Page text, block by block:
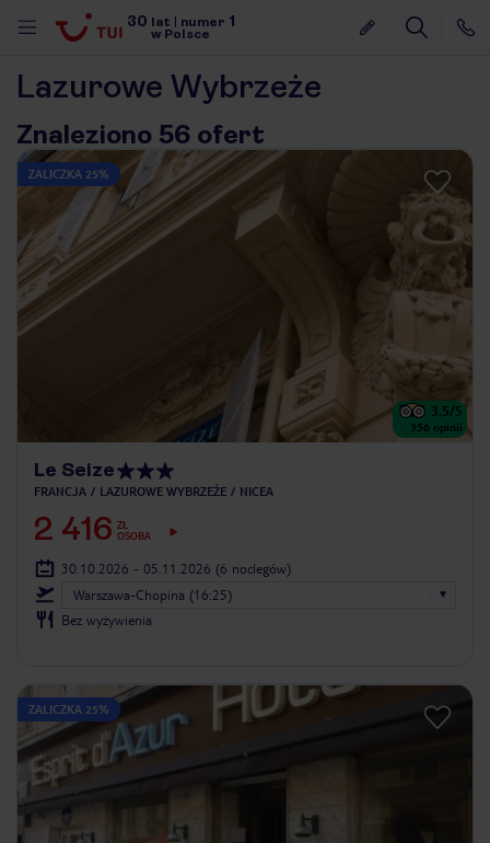
30 lat numer 1
w Polsce
Lazurowe Wybrzeże
Znaleziono 56 ofert
ZALICZKA 25%
3.5/5
356 opinii
Le Seize
FRANCJA LAZUROWE WYBRZEŻE NICEA
2 416 ZŁ
OSOBA
30.10.2026 - 05.11.2026 (6 noclegów)
Warszawa-Chopina (16:25)
Bez wyżywienia
ZALICZKA 25%